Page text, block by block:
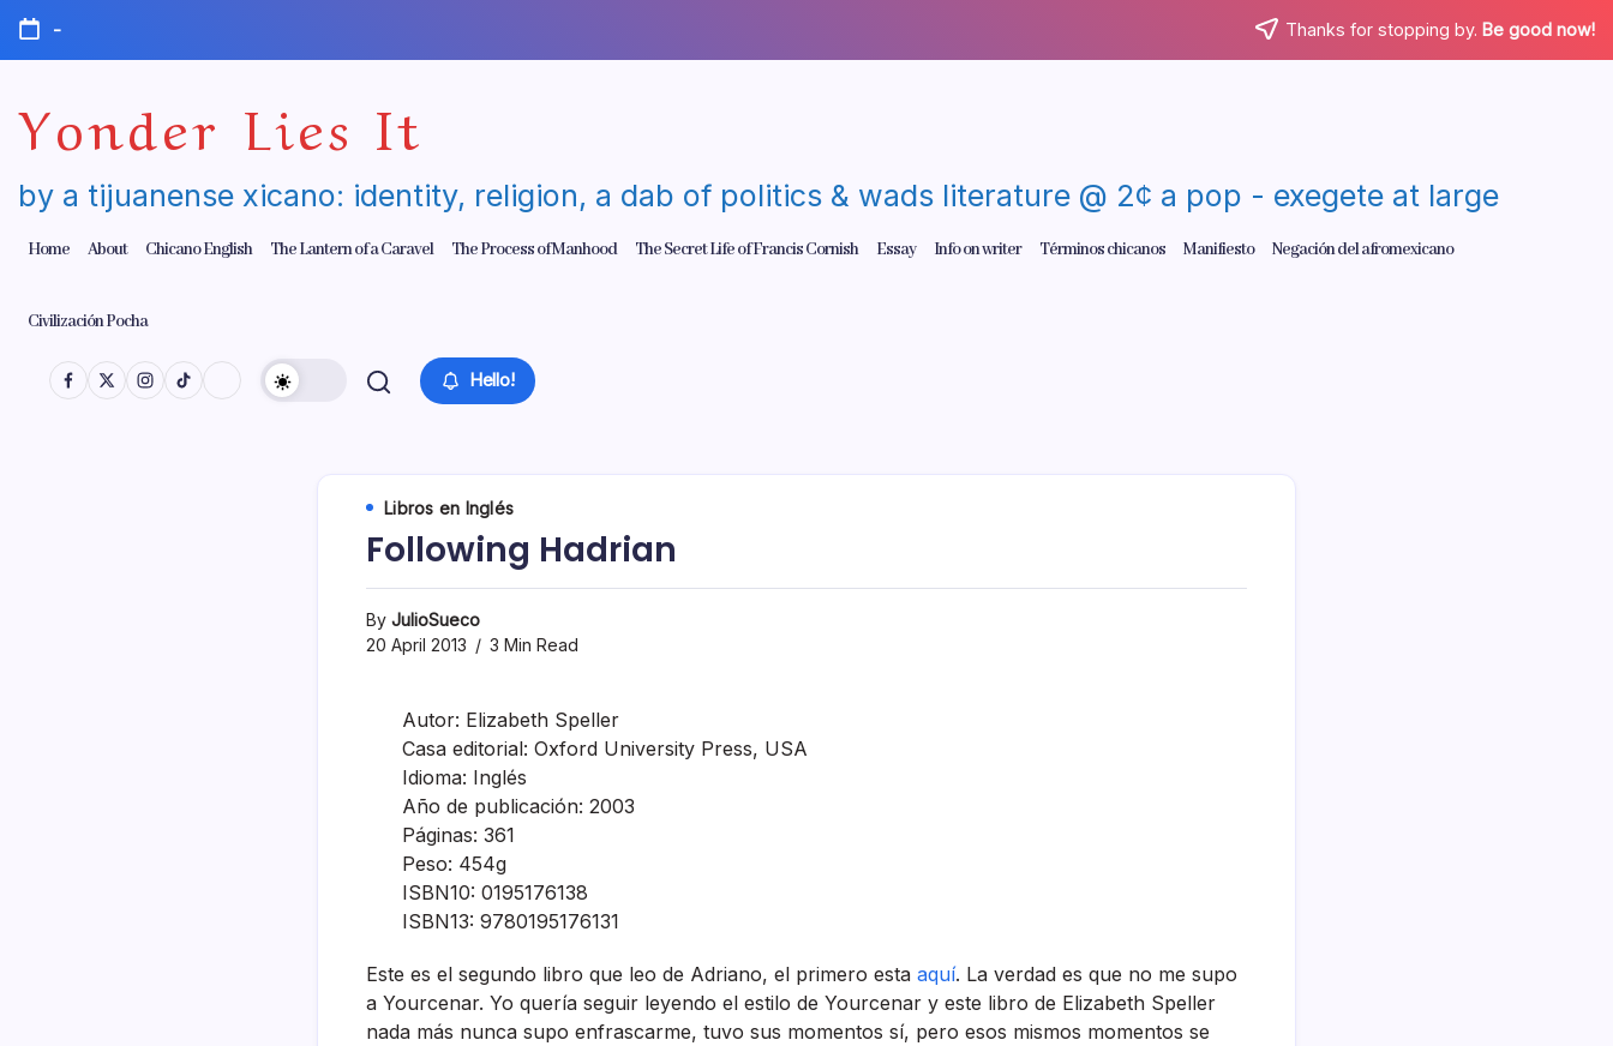
Skip
content
- Thanks for stopping by. Be good now!
Yonder Lies It
by a tijuanense xicano: identity, religion, a dab of politics & wads literature @ 2¢ a pop - exegete at large
Home About Chicano English The Lantern of a Caravel The Process of Manhood The Secret Life of Francis Cornish Essay Info on writer Términos chicanos Manifiesto Negación del afromexicano
Civilización Pocha
Hello!
Libros en Inglés
Following Hadrian
By JulioSueco
20 April 2013
3 Min Read
Autor: Elizabeth Speller
Casa editorial: Oxford University Press, USA
Idioma: Inglés
Año de publicación: 2003
Páginas: 361
Peso: 454g
ISBN10: 0195176138
ISBN13: 9780195176131
Este es el segundo libro que leo de Adriano, el primero esta aquí­. La verdad es que no me supo
a Yourcenar. Yo querí­a seguir leyendo el estilo de Yourcenar y este libro de Elizabeth Speller
nada más nunca supo enfrascarme, tuvo sus momentos sí­, pero esos mismos momentos se